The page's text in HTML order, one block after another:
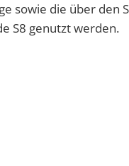
sowie die über den
S8 genutzt werden.